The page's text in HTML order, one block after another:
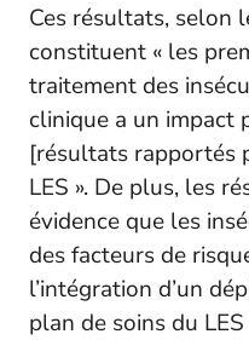
Ces résultats, selon
constituent « les
traitement des
clinique a un impact
[résultats rapportés
LES ». De plus, les
évidence que les
des facteurs de
l’intégration d’un
plan de soins du